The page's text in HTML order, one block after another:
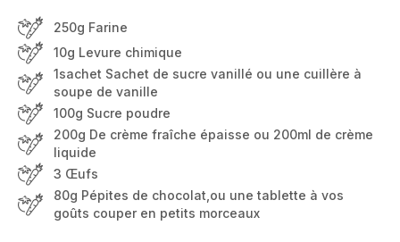
250g Farine
10g Levure chimique
1sachet Sachet de sucre vanillé ou une cuillère à
soupe de vanille
100g Sucre poudre
200g De crème fraîche épaisse ou 200ml de crème
liquide
3 Œufs
80g Pépites de chocolat,ou une tablette à vos
goûts couper en petits morceaux